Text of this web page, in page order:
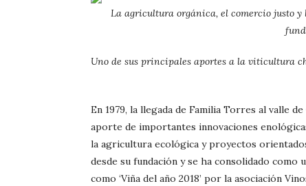
La agricultura orgánica, el comercio justo
Uno de sus principales aportes a la viticultura
En 1979, la llegada de Familia Torres al valle
aporte de importantes innovaciones
la agricultura ecológica y proyectos
desde su fundación y se ha consolidado como
como ‘Viña del año 2018’ por la asociación